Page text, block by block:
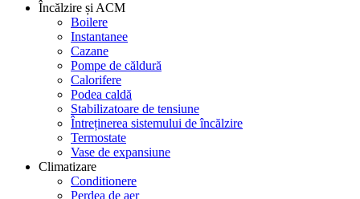
Încălzire și ACM
Boilere
Instantanee
Cazane
Pompe de căldură
Calorifere
Podea caldă
Stabilizatoare de tensiune
Întreținerea sistemului de încălzire
Termostate
Vase de expansiune
Climatizare
Conditionere
Perdea de aer